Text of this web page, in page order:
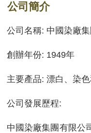
公司簡介
公司名稱: 中國染廠集
創辦年份: 1949年
主要產品: 漂白、染
公司發展歷程:
中國染廠集團有限公